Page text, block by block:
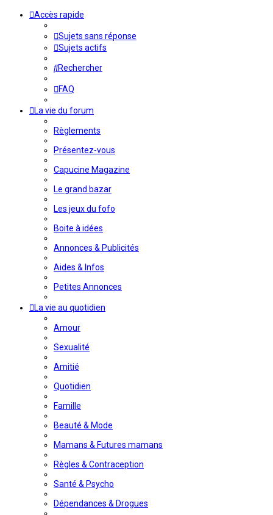
Accès rapide
Sujets sans réponse
Sujets actifs
Rechercher
FAQ
La vie du forum
Règlements
Présentez-vous
Capucine Magazine
Le grand bazar
Les jeux du fofo
Boite à idées
Annonces & Publicités
Aides & Infos
Petites Annonces
La vie au quotidien
Amour
Sexualité
Amitié
Quotidien
Famille
Beauté & Mode
Mamans & Futures mamans
Règles & Contraception
Santé & Psycho
Dépendances & Drogues